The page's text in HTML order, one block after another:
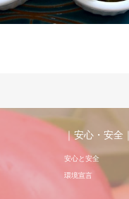
｜安心・安全｜
安心と安全
環境宣言